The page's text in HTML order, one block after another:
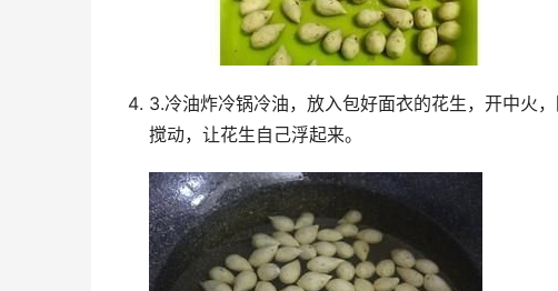
3.冷油炸冷锅冷油，放入包好面衣的花生，开中火
搅动，让花生自己浮起来。